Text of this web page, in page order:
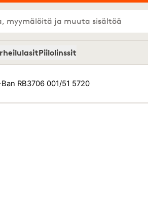
myymälöitä ja muuta sisältöä
Piilolinssit
Ban RB3706 001/51 5720